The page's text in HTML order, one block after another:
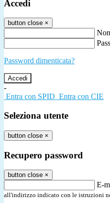
Accedi
button close ×
Password dimenticata?
-
Entra con SPID Entra con CIE
Seleziona utente
button close ×
Recupero password
button close ×
E-
all'indirizzo indicato con le istruzioni